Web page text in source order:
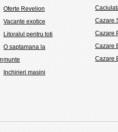
Oferte Revelion
Vacante exotice
Litoralul pentru toti
O saptamana la
munte
Inchirieri masini
Cazare
Cazare
Cazare
Cazare